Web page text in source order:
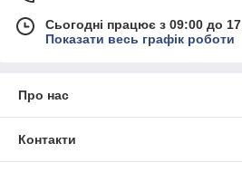
Сьогодні працює з 09:00 до
Показати весь графік роботи
Про нас
Контакти